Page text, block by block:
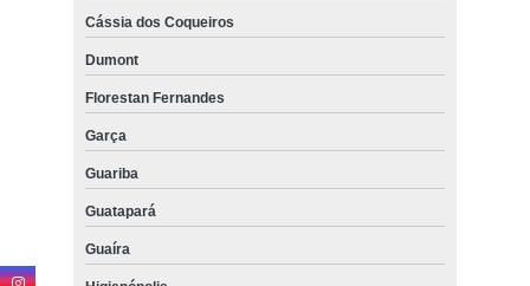
Cássia dos Coqueiros
Dumont
Florestan Fernandes
Garça
Guariba
Guatapará
Guaíra